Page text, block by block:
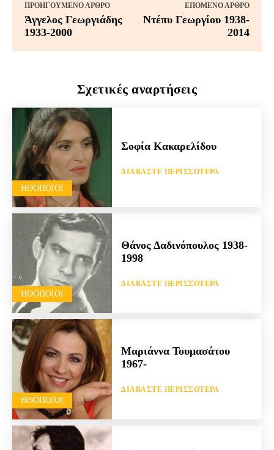
Σχετικές αναρτήσεις
HΘΟΠΟΙΟΊ
Σοφία Κακαρελίδου
ΔΙΑΒΆΣΤΕ ΠΕΡΙΣΣΌΤΕΡΑ
HΘΟΠΟΙΟΊ
Θάνος Δαδινόπουλος 1938-
1998
ΔΙΑΒΆΣΤΕ ΠΕΡΙΣΣΌΤΕΡΑ
HΘΟΠΟΙΟΊ
Μαριάννα Τουμασάτου
1967-
ΔΙΑΒΆΣΤΕ ΠΕΡΙΣΣΌΤΕΡΑ
ΠΡΟΗΓΟΎΜΕΝΟ ΆΡΘΡΟ
Άγγελος Γεωργιάδης
1933-2000
ΕΠΌΜΕΝΟ ΆΡΘΡΟ
Ντέπυ Γεωργίου 1938-
2014